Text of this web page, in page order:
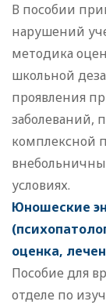
В пособии
нарушений
методика
школьной
проявления
заболеваний,
комплексной
условиях.
Юношеские
оценка,
Пособие для
отделе по